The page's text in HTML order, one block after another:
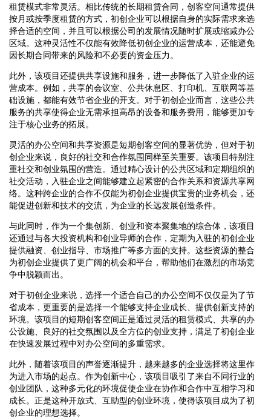
租赁模式非常灵活。相比传统的长期租赁合同，创客空间通常提供
按月或按季度租赁的方式，初创企业可以根据自身的实际需求来选
择合适的空间，并且可以根据公司的发展情况随时扩展或缩减办公
区域。这种灵活性不仅能有效降低初创企业的运营成本，还能避免
因长期合同带来的风险和不必要的资金压力。
此外，该项目还提供共享设施和服务，进一步降低了入驻企业的运
营成本。例如，共享的会议室、公共休息区、打印机、互联网等基
础设施，都能有效节省企业的开支。对于初创企业而言，这些公共
服务的共享使得企业无需承担高昂的设备和服务费用，能够更加专
注于核心业务的拓展。
灵活的办公空间和共享资源是短期创客空间的显著优势，但对于初
创企业来说，良好的社交和合作氛围同样至关重要。该项目特别注
重社交和创业氛围的营造。通过精心设计的公共区域和定期组织的
社交活动，入驻企业之间能够建立起紧密的合作关系和资源共享网
络。这种跨企业的合作不仅能为初创企业提供宝贵的业务机会，还
能促进创新和技术的交流，为企业的长远发展创造条件。
与此同时，作为一个集创新、创业和资本聚集地的综合体，该项目
还通过与各大投资机构和创业导师的合作，定期为入驻的初创企业
提供融资、创业指导、市场推广等多方面的支持。这些资源的整合
为初创企业提供了更广阔的机会和平台，帮助他们在激烈的市场竞
争中脱颖而出。
对于初创企业来说，选择一个适合自己的办公空间不仅仅是为了节
省成本，更重要的是选择一个能够支持企业成长、提供创新支持的
环境。该项目的短期创客空间正是通过灵活的租赁模式、共享的办
公设施、良好的社交氛围以及全方位的创业支持，满足了初创企业
在快速发展过程中对办公空间的多重需求。
此外，随着该项目的声誉逐渐提升，越来越多的企业选择将这里作
为进入市场的起点。作为创新中心，该项目吸引了来自不同行业的
创业团队，这种多元化的环境促使企业在协作和合作中互相学习和
成长。正是这种开放式、互助型的创业环境，使得该项目成为了初
创企业的理想选择。